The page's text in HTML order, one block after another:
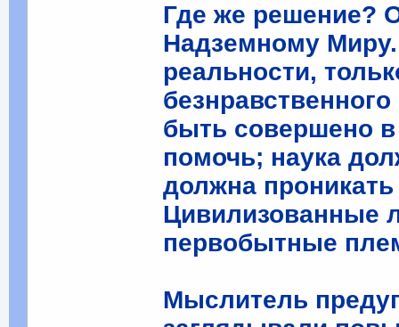
Где же решение?
Надземному
реальности,
быть совершено
помочь; наука
должна
Цивилизованные
первобытные
Мыслитель